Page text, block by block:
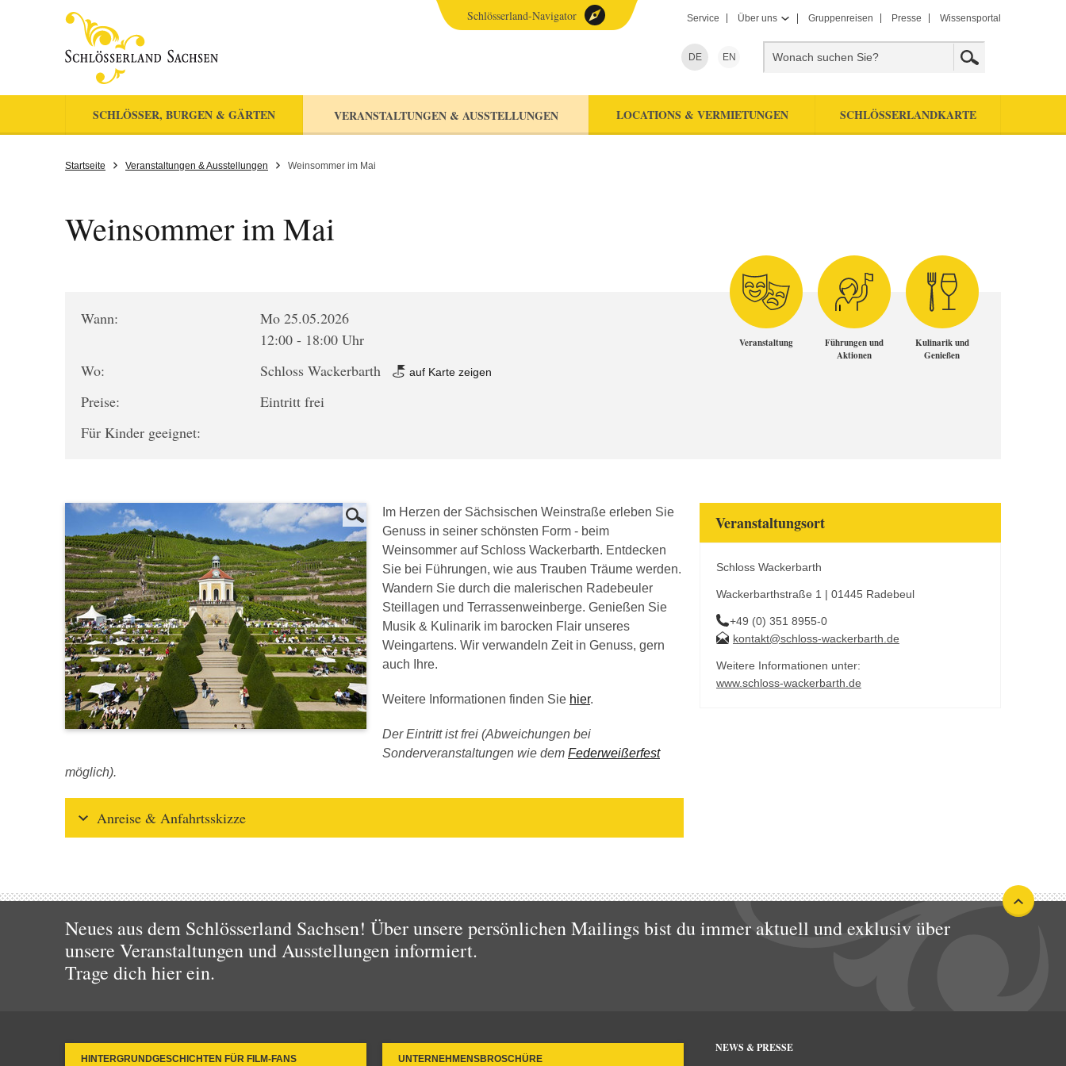
Service Über uns Gruppenreisen Presse Wissensportal
DE EN
SCHLÖSSER, BURGEN & GÄRTEN VERANSTALTUNGEN & AUSSTELLUNGEN LOCATIONS & VERMIETUNGEN SCHLÖSSERLANDKARTE
Schlösserland-Navigator
Startseite Veranstaltungen & Ausstellungen Weinsommer im Mai
Weinsommer im Mai
Wann:
Mo 25.05.2026
12:00 - 18:00 Uhr
Wo:
Schloss Wackerbarth auf Karte zeigen
Preise:
Eintritt frei
Für Kinder geeignet:
Veranstaltung
Führungen und
Aktionen
Kulinarik und
Genießen
Im Herzen der Sächsischen Weinstraße erleben Sie
Genuss in seiner schönsten Form - beim
Weinsommer auf Schloss Wackerbarth. Entdecken
Sie bei Führungen, wie aus Trauben Träume werden.
Wandern Sie durch die malerischen Radebeuler
Steillagen und Terrassenweinberge. Genießen Sie
Musik & Kulinarik im barocken Flair unseres
Weingartens. Wir verwandeln Zeit in Genuss, gern
auch Ihre.
Weitere Informationen finden Sie hier.
Der Eintritt ist frei (Abweichungen bei
Sonderveranstaltungen wie dem Federweißerfest
möglich).
Anreise & Anfahrtsskizze
Veranstaltungsort
Schloss Wackerbarth
Wackerbarthstraße 1 | 01445 Radebeul
+49 (0) 351 8955-0
kontakt@schloss-wackerbarth.de
Weitere Informationen unter:
www.schloss-wackerbarth.de
Neues aus dem Schlösserland Sachsen! Über unsere persönlichen Mailings bist du immer aktuell und exklusiv über
unsere Veranstaltungen und Ausstellungen informiert.
Trage dich hier ein.
HINTERGRUNDGESCHICHTEN FÜR FILM-FANS UNTERNEHMENSBROSCHÜRE
NEWS & PRESSE